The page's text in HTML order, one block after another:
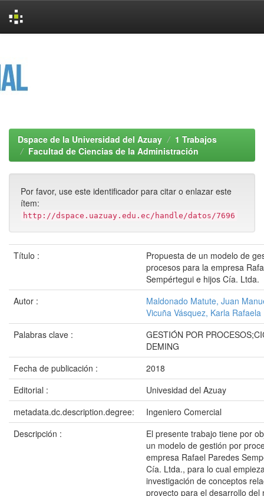
Dspace de la Universidad del Azuay
1 Trabajos
Facultad de Ciencias de la Administración
Por favor, use este identificador para citar o enlazar este
ítem:
http://dspace.uazuay.edu.ec/handle/datos/7696
Título :
Propuesta de un modelo de
procesos para la empresa
Sempértegui e hijos Cía. Ltda.
Autor :
Maldonado Matute, Juan
Vicuña Vásquez, Karla Rafaela
Palabras clave :
GESTIÓN POR
DEMING
Fecha de publicación :
2018
Editorial :
Univesidad del Azuay
metadata.dc.description.degree:
Ingeniero Comercial
Descripción :
El presente trabajo tiene por
un modelo de gestión por
empresa Rafael Paredes
Cía. Ltda., para lo cual
investigación de conceptos
proyecto para el desarrollo del